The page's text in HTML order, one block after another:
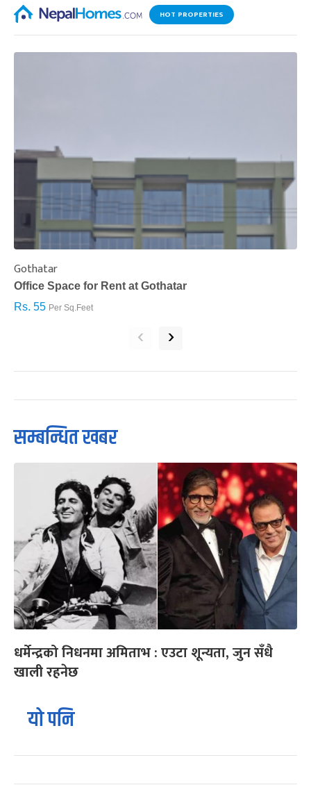
HOT PROPERTIES
Gothatar
Office Space for Rent at Gothatar
Rs. 55 Per Sq.Feet
‹ ›
सम्बन्धित खबर
धर्मेन्द्रको निधनमा अमिताभ : एउटा शून्यता, जुन सँधै
खाली रहनेछ
यो पनि